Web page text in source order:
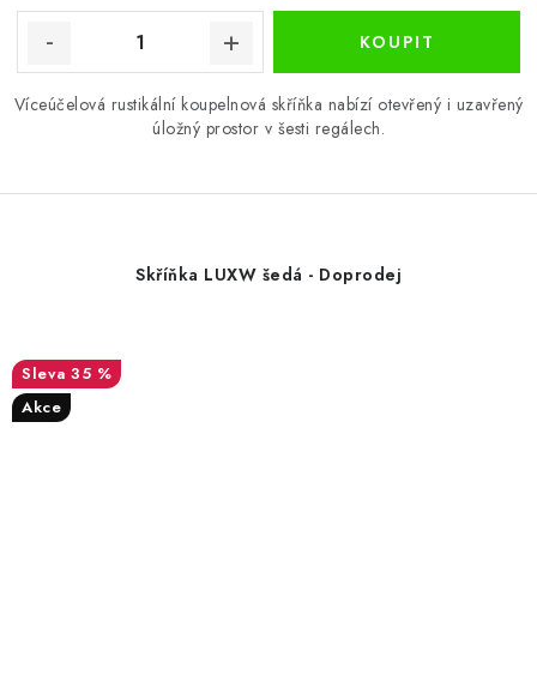
Víceúčelová rustikální koupelnová skříňka nabízí otevřený i uzavřený
úložný prostor v šesti regálech.
Skříňka LUXW šedá - Doprodej
35 %
Akce